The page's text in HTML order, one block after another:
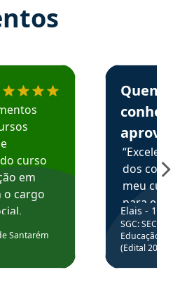
o Aprova Concursos em
curso
em
o cargo
na
Santarém
Estudante
Quem
aprova
dos
meu
para
colocar
através
de
Elais - 15/
SGC: SEC BA
Educação
(Edital